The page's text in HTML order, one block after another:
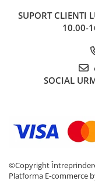
SUPORT CLIENTI
10.00-
SOCIAL
©Copyright
Platforma E-commerce